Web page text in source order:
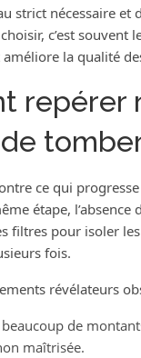
strict nécessaire
c’est
la qualité
repérer
tomber
ce qui
étape,
filtres pour isoler
fois.
révélateurs
de
maîtrisée.